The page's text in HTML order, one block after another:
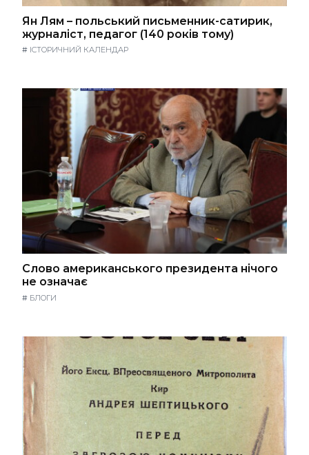
Ян Лям – польський письменник-сатирик,
журналіст, педагог (140 років тому)
# ІСТОРИЧНИЙ КАЛЕНДАР
Слово американського президента нічого
не означає
# БЛОГИ